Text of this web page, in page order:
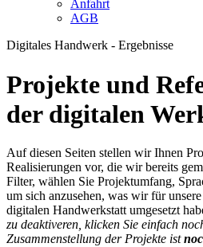
Anfahrt
AGB
Digitales Handwerk - Ergebnisse
Projekte und
der digitalen
Auf diesen Seiten stellen wir Ihnen
Realisierungen vor, die wir bereits
Filter, wählen Sie Projektumfang,
um sich anzusehen, was wir für
digitalen Handwerkstatt umgesetzt
zu deaktiveren, klicken Sie einfach
Zusammenstellung der Projekte ist